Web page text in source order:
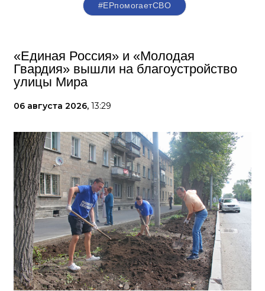
#ЕРпомогаетСВО
«Единая Россия» и «Молодая
Гвардия» вышли на благоустройство
улицы Мира
06 августа 2026, 13:29